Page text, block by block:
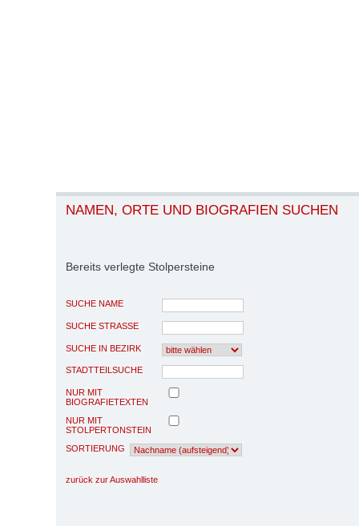
NAMEN, ORTE UND BIOGRAFIEN SUCHEN
Bereits verlegte Stolpersteine
SUCHE NAME
SUCHE STRASSE
SUCHE IN BEZIRK
STADTTEILSUCHE
NUR MIT
BIOGRAFIETEXTEN
NUR MIT
STOLPERTONSTEIN
SORTIERUNG
zurück zur Auswahlliste